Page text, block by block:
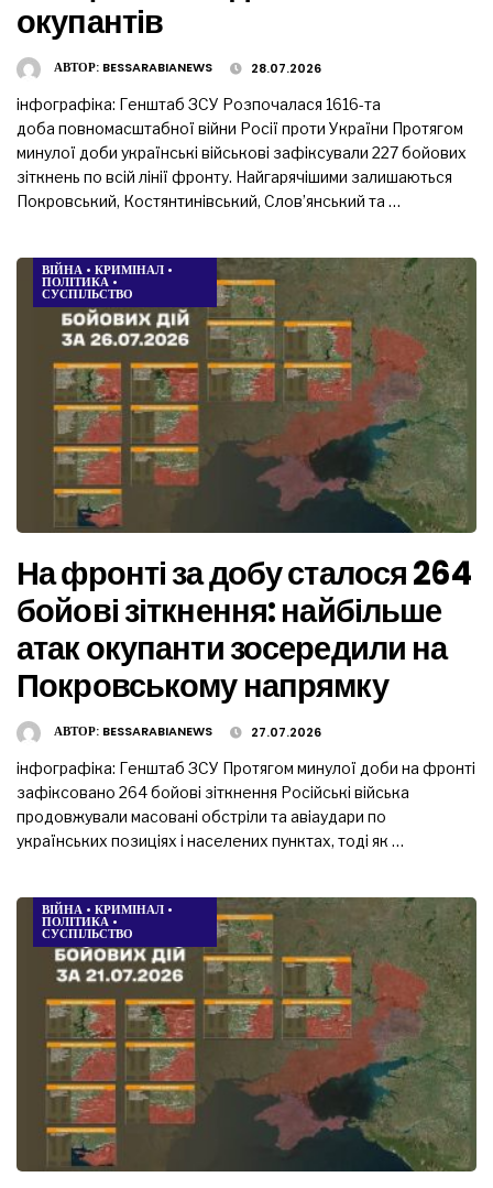
окупантів
АВТОР: BESSARABIANEWS 28.07.2026
інфографіка: Генштаб ЗСУ Розпочалася 1616-та
доба повномасштабної війни Росії проти України Протягом
минулої доби українські військові зафіксували 227 бойових
зіткнень по всій лінії фронту. Найгарячішими залишаються
Покровський, Костянтинівський, Слов’янський та …
ВІЙНА • КРИМІНАЛ •
ПОЛІТИКА •
СУСПІЛЬСТВО
На фронті за добу сталося 264
бойові зіткнення: найбільше
атак окупанти зосередили на
Покровському напрямку
АВТОР: BESSARABIANEWS 27.07.2026
інфографіка: Генштаб ЗСУ Протягом минулої доби на фронті
зафіксовано 264 бойові зіткнення Російські війська
продовжували масовані обстріли та авіаудари по
українських позиціях і населених пунктах, тоді як …
ВІЙНА • КРИМІНАЛ •
ПОЛІТИКА •
СУСПІЛЬСТВО